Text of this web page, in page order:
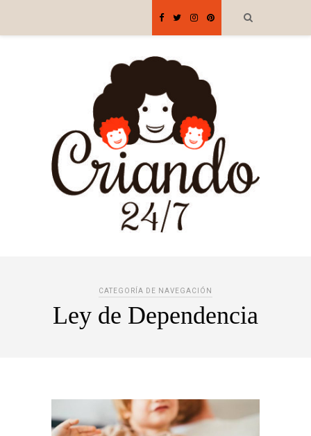
CATEGORÍA DE NAVEGACIÓN
Ley de Dependencia